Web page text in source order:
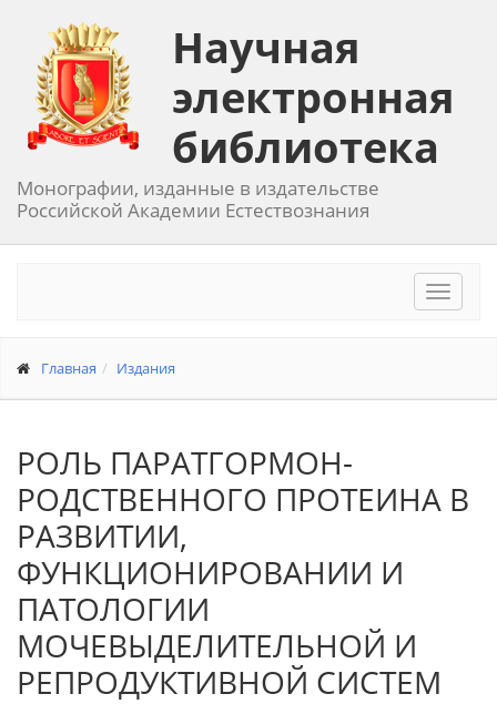
Научная
электронная
библиотека
Монографии, изданные в издательстве
Российской Академии Естествознания
Toggle
Главная Издания
РОЛЬ ПАРАТГОРМОН-
РОДСТВЕННОГО ПРОТЕИНА В
РАЗВИТИИ,
ФУНКЦИОНИРОВАНИИ И
ПАТОЛОГИИ
МОЧЕВЫДЕЛИТЕЛЬНОЙ И
РЕПРОДУКТИВНОЙ СИСТЕМ